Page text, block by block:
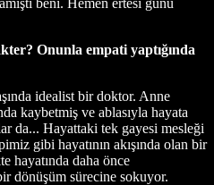
Onunla empati yaptığında
idealist bir doktor. Anne
kaybetmiş ve ablasıyla hayata
da... Hayattaki tek gayesi mesleği
gibi hayatının akışında olan bir
hayatında daha önce
dönüşüm sürecine sokuyor.